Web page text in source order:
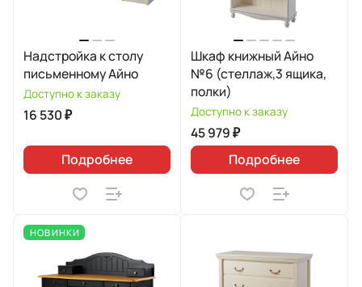
Надстройка к столу
письменному Айно
Доступно к заказу
16 530 ₽
Подробнее
Шкаф книжный Айно
№6 (стеллаж,3 ящика,
полки)
Доступно к заказу
45 979 ₽
Подробнее
НОВИНКИ